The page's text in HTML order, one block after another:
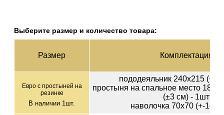
Выберите размер и количество товара:
Раз­мер Ком­плек­тация
Евро с простыней на
резинке
В наличии 1 шт.
пододеяльник 240х215 (+-
простыня на спальное место
(±3 см) - 1шт
наволочка 70х70 (+-1см)